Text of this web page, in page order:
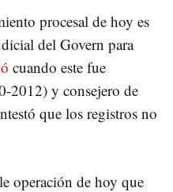
procesal de hoy es
del Govern para
cuando este fue
2012) y consejero de
que los registros no
operación de hoy que